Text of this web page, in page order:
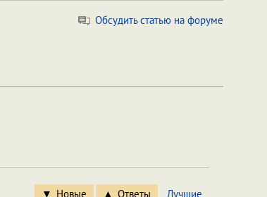
Обсудить статью на форуме
Новые Ответы Лучшие